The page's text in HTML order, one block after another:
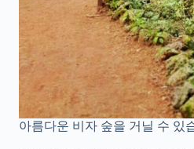
아름다운 비자 숲을 거닐 수 있